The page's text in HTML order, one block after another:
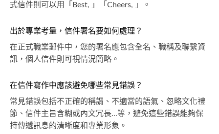
式信件則可以用「Best, 」「Cheers, 」。
出於專業考量，信件署名要如何處理？
在正式職業郵件中，您的署名應包含全名、職稱及聯繫資
訊，個人信件則可視情況簡略。
在信件寫作中應該避免哪些常見錯誤？
常見錯誤包括不正確的稱謂、不適當的語氣、忽略文化禮
節、信件主旨含糊或內文冗長...等，避免這些錯誤能夠保
持傳遞訊息的清晰度和專業形象。